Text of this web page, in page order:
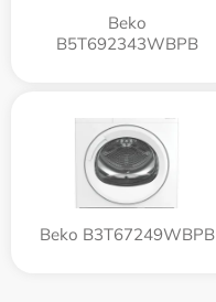
Beko
B5T692343WBPB
Beko B3T67249WBPB